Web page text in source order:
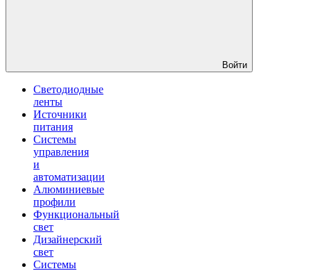
Войти
Светодиодные
ленты
Источники
питания
Системы
управления
и
автоматизации
Алюминиевые
профили
Функциональный
свет
Дизайнерский
свет
Системы